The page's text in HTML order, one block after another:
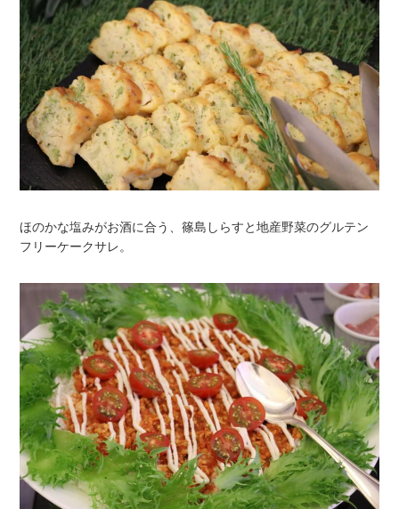
ほのかな塩みがお酒に合う、篠島しらすと地産野菜のグルテン
フリーケークサレ。